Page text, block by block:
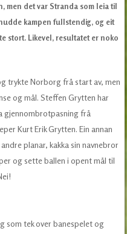
men det var Stranda som leia til
kampen fullstendig, og eit
stort. Likevel, resultatet er noko
trykte Norborg frå start av, men
og mål. Steffen Grytten har
gjennombrotpasning frå
Kurt Erik Grytten. Ein annan
planar, kakka sin navnebror
og sette ballen i opent mål til
som tek over banespelet og